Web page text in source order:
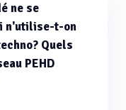
ne se
n'utilise-t-on
Quels
PEHD